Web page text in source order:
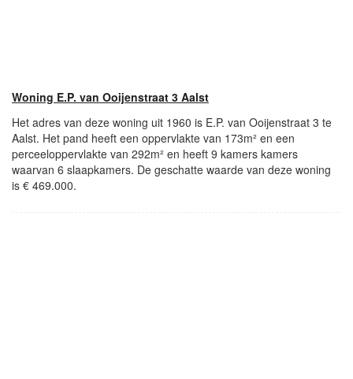
Woning E.P. van Ooijenstraat 3 Aalst
Het adres van deze woning uit 1960 is E.P. van Ooijenstraat 3 te
Aalst. Het pand heeft een oppervlakte van 173m² en een
perceeloppervlakte van 292m² en heeft 9 kamers kamers
waarvan 6 slaapkamers. De geschatte waarde van deze woning
is € 469.000.